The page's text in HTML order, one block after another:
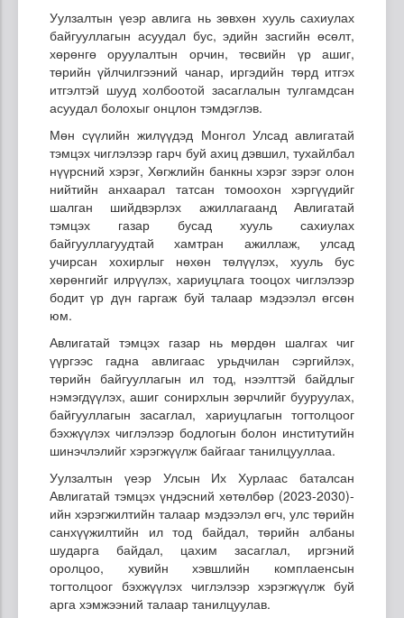
Уулзалтын үеэр авлига нь зөвхөн хууль сахиулах
байгууллагын асуудал бус, эдийн засгийн өсөлт,
хөрөнгө оруулалтын орчин, төсвийн үр ашиг,
төрийн үйлчилгээний чанар, иргэдийн төрд итгэх
итгэлтэй шууд холбоотой засаглалын тулгамдсан
асуудал болохыг онцлон тэмдэглэв.
Мөн сүүлийн жилүүдэд Монгол Улсад авлигатай
тэмцэх чиглэлээр гарч буй ахиц дэвшил, тухайлбал
нүүрсний хэрэг, Хөгжлийн банкны хэрэг зэрэг олон
нийтийн анхаарал татсан томоохон хэргүүдийг
шалган шийдвэрлэх ажиллагаанд Авлигатай
тэмцэх газар бусад хууль сахиулах
байгууллагуудтай хамтран ажиллаж, улсад
учирсан хохирлыг нөхөн төлүүлэх, хууль бус
хөрөнгийг илрүүлэх, хариуцлага тооцох чиглэлээр
бодит үр дүн гаргаж буй талаар мэдээлэл өгсөн
юм.
Авлигатай тэмцэх газар нь мөрдөн шалгах чиг
үүргээс гадна авлигаас урьдчилан сэргийлэх,
төрийн байгууллагын ил тод, нээлттэй байдлыг
нэмэгдүүлэх, ашиг сонирхлын зөрчлийг бууруулах,
байгууллагын засаглал, хариуцлагын тогтолцоог
бэхжүүлэх чиглэлээр бодлогын болон институтийн
шинэчлэлийг хэрэгжүүлж байгааг танилцууллаа.
Уулзалтын үеэр Улсын Их Хурлаас баталсан
Авлигатай тэмцэх үндэсний хөтөлбөр (2023-2030)-
ийн хэрэгжилтийн талаар мэдээлэл өгч, улс төрийн
санхүүжилтийн ил тод байдал, төрийн албаны
шударга байдал, цахим засаглал, иргэний
оролцоо, хувийн хэвшлийн комплаенсын
тогтолцоог бэхжүүлэх чиглэлээр хэрэгжүүлж буй
арга хэмжээний талаар танилцуулав.